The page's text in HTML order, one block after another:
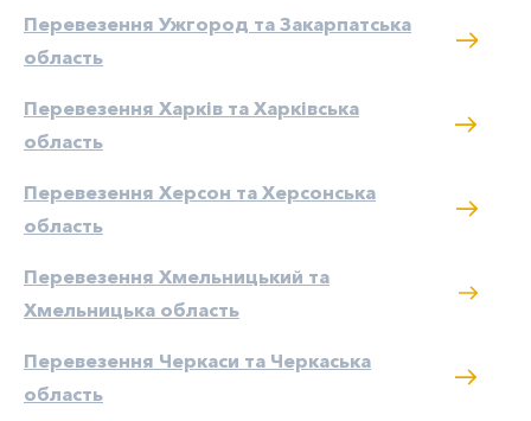
Перевезення Ужгород та Закарпатська
область
Перевезення Харків та Харківська
область
Перевезення Херсон та Херсонська
область
Перевезення Хмельницький та
Хмельницька область
Перевезення Черкаси та Черкаська
область